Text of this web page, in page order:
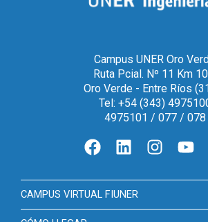
Campus UNER Oro
Ruta Pcial. Nº 11 Km
Oro Verde - Entre Ríos
Tel: +54 (343)
4975101 / 077 / 078
CAMPUS VIRTUAL FIUNER